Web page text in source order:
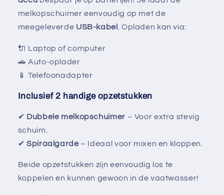
melkopschuimer eenvoudig op met de
meegeleverde USB-kabel . Opladen kan via:
🔌 Laptop of computer
🚗 Auto-oplader
📱 Telefoonadapter
Inclusief 2 handige opzetstukken
✔ Dubbele melkopschuimer – Voor extra stevig
schuim.
✔Spiraalgarde – Ideaal voor mixen en kloppen.
Beide opzetstukken zijn eenvoudig los te
koppelen en kunnen gewoon in de vaatwasser!